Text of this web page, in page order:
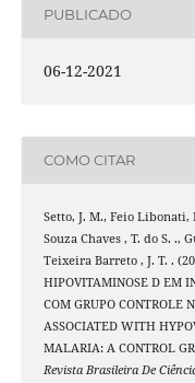
PUBLICADO
06-12-2021
COMO CITAR
Setto, J. M., Feio Libonati,
Souza Chaves , T. do S. .,
Teixeira Barreto , J. T. .
HIPOVITAMINOSE D EM
COM GRUPO CONTROLE
ASSOCIATED WITH
MALARIA: A CONTROL
Revista Brasileira De